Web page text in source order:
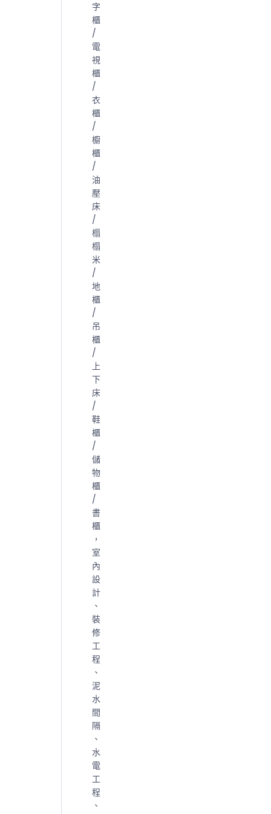
字
櫃
/
電
視
櫃
/
衣
櫃
/
櫥
櫃
/
油
壓
床
/
榻
榻
米
/
地
櫃
/
吊
櫃
/
上
下
床
/
鞋
櫃
/
儲
物
櫃
/
書
櫃
，
室
內
設
計
、
裝
修
工
程
、
泥
水
間
隔
、
水
電
工
程
、